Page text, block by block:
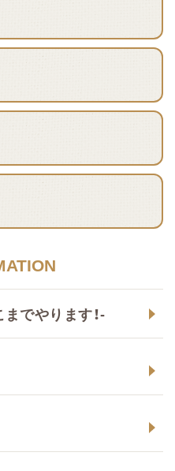
でやります！-